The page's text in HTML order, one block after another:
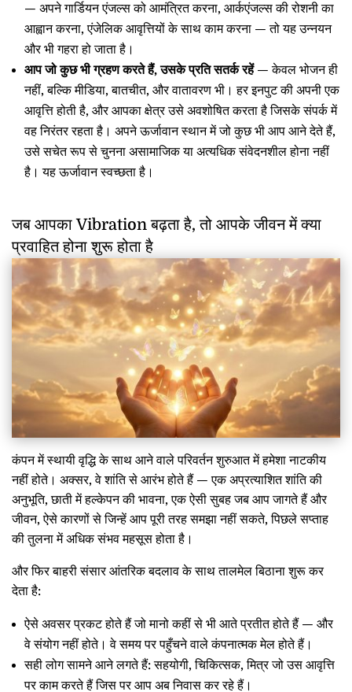
— अपने गार्डियन एंजल्स को आमंत्रित करना, आर्कएंजल्स की रोशनी का
आह्वान करना, एंजेलिक आवृत्तियों के साथ काम करना — तो यह उन्नयन
और भी गहरा हो जाता है।
आप जो कुछ भी ग्रहण करते हैं, उसके प्रति सतर्क रहें— केवल भोजन ही
नहीं, बल्कि मीडिया, बातचीत, और वातावरण भी। हर इनपुट की अपनी एक
आवृत्ति होती है, और आपका क्षेत्र उसे अवशोषित करता है जिसके संपर्क में
वह निरंतर रहता है। अपने ऊर्जावान स्थान में जो कुछ भी आप आने देते हैं,
उसे सचेत रूप से चुनना असामाजिक या अत्यधिक संवेदनशील होना नहीं
है। यह ऊर्जावान स्वच्छता है।
जब आपका Vibration बढ़ता है, तो आपके जीवन में क्या
प्रवाहित होना शुरू होता है
कंपन में स्थायी वृद्धि के साथ आने वाले परिवर्तन शुरुआत में हमेशा नाटकीय
नहीं होते। अक्सर, वे शांति से आरंभ होते हैं — एक अप्रत्याशित शांति की
अनुभूति, छाती में हल्केपन की भावना, एक ऐसी सुबह जब आप जागते हैं और
जीवन, ऐसे कारणों से जिन्हें आप पूरी तरह समझा नहीं सकते, पिछले सप्ताह
की तुलना में अधिक संभव महसूस होता है।
और फिर बाहरी संसार आंतरिक बदलाव के साथ तालमेल बिठाना शुरू कर
देता है:
ऐसे अवसर प्रकट होते हैं जो मानो कहीं से भी आते प्रतीत होते हैं — और
वे संयोग नहीं होते। वे समय पर पहुँचने वाले कंपनात्मक मेल होते हैं।
सही लोग सामने आने लगते हैं: सहयोगी, चिकित्सक, मित्र जो उस आवृत्ति
पर काम करते हैं जिस पर आप अब निवास कर रहे हैं।